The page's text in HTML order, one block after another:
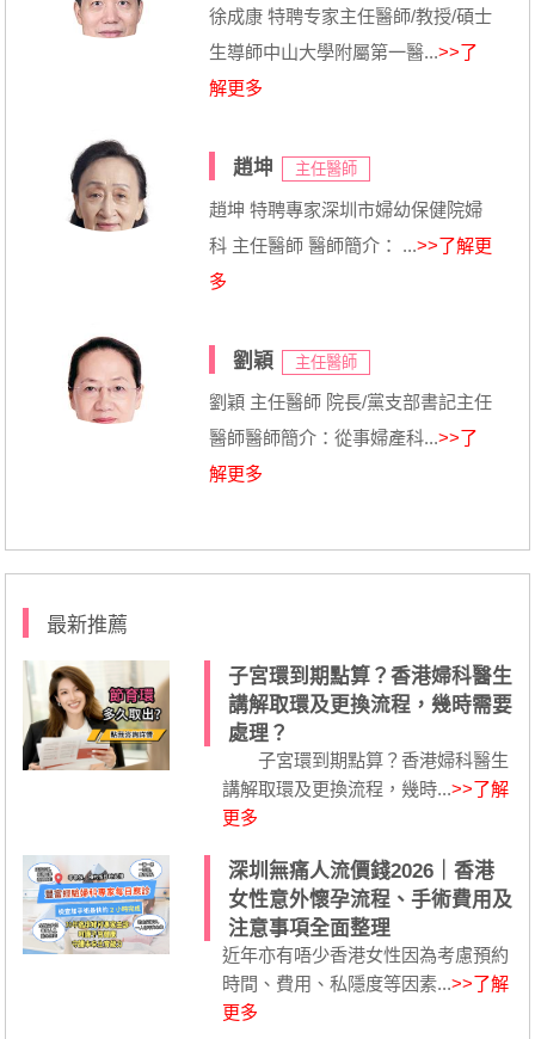
徐成康 特聘专家主任醫師/教授/碩士
生導師中山大學附屬第一醫...>>了
解更多
趙坤 主任醫師
趙坤 特聘專家深圳市婦幼保健院婦
科 主任醫師 醫師簡介： ...>>了解更
多
劉穎 主任醫師
劉穎 主任醫師 院長/黨支部書記主任
醫師醫師簡介：從事婦產科...>>了
解更多
最新推薦
子宮環到期點算？香港婦科醫生
講解取環及更換流程，幾時需要
處理？
子宮環到期點算？香港婦科醫生
講解取環及更換流程，幾時...>>了解
更多
深圳無痛人流價錢2026｜香港
女性意外懷孕流程、手術費用及
注意事項全面整理
近年亦有唔少香港女性因為考慮預約
時間、費用、私隱度等因素...>>了解
更多